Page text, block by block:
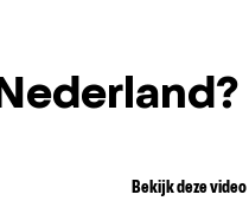
Bekijk deze video